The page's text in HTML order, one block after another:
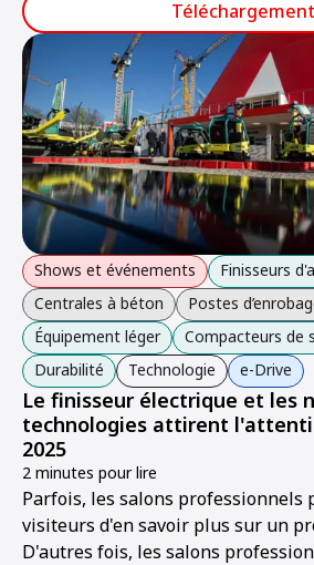
spare parts and new installations
Scandinavia and the Baltics.
Shows et événements
Finisseurs
Centrales à béton
Postes
Équipement léger
Compacteurs de
Durabilité
Technologie e-Drive
Le finisseur électrique et les
technologies attirent
2025
2 minutes pour lire
Parfois, les salons professionnels
visiteurs d'en savoir plus sur un
D'autres fois, les salons